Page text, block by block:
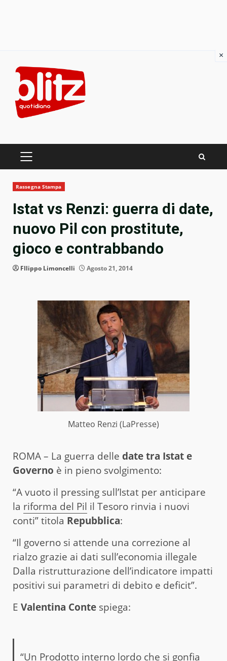
content
PRIMARY
Rassegna Stampa
Istat vs Renzi: guerra di date,
nuovo Pil con prostitute,
gioco e contrabbando
FIlippo Limoncelli Agosto 21, 2014
Matteo Renzi (LaPresse)
ROMA – La guerra delle date tra Istat e
Governo è in pieno svolgimento:
“A vuoto il pressing sull’Istat per anticipare
la riforma del Pil il Tesoro rinvia i nuovi
conti” titola Repubblica:
“Il governo si attende una correzione al
rialzo grazie ai dati sull’economia illegale
Dalla ristrutturazione dell’indicatore impatti
positivi sui parametri di debito e deficit”.
E Valentina Conte spiega:
“Un Prodotto interno lordo che si gonfia
×